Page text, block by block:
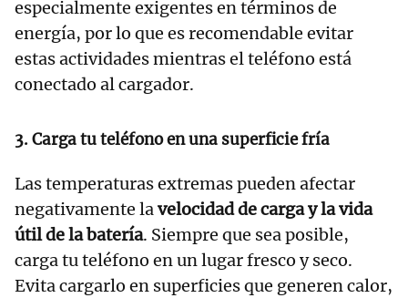
especialmente exigentes en términos de
energía, por lo que es recomendable evitar
estas actividades mientras el teléfono está
conectado al cargador.
3. Carga tu teléfono en una superficie fría
Las temperaturas extremas pueden afectar
negativamente lavelocidad de carga y la vida
útil de la batería. Siempre que sea posible,
carga tu teléfono en un lugar fresco y seco.
Evita cargarlo en superficies que generen calor,